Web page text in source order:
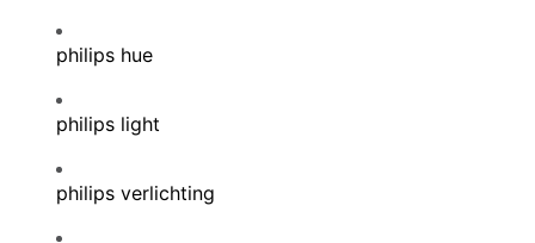
philips hue
philips light
philips verlichting